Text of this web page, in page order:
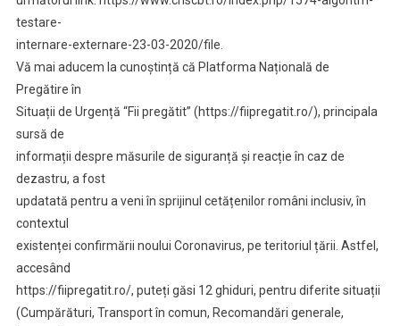
testare-
internare-externare-23-03-2020/file.
Vă mai aducem la cunoștință că Platforma Națională de
Pregătire în
Situații de Urgență “Fii pregătit” (https://fiipregatit.ro/), principala
sursă de
informații despre măsurile de siguranță și reacție în caz de
dezastru, a fost
updatată pentru a veni în sprijinul cetățenilor români inclusiv, în
contextul
existenței confirmării noului Coronavirus, pe teritoriul țării. Astfel,
accesând
https://fiipregatit.ro/, puteți găsi 12 ghiduri, pentru diferite situații
(Cumpărături, Transport în comun, Recomandări generale,